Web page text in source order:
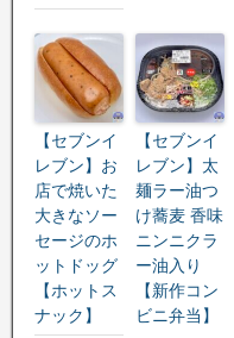
【セブンイ
レブン】お
店で焼いた
大きなソー
セージのホ
ットドッグ
【ホットス
ナック】
【セブンイ
レブン】太
麺ラー油つ
け蕎麦 香味
ニンニクラ
ー油入り
【新作コン
ビニ弁当】